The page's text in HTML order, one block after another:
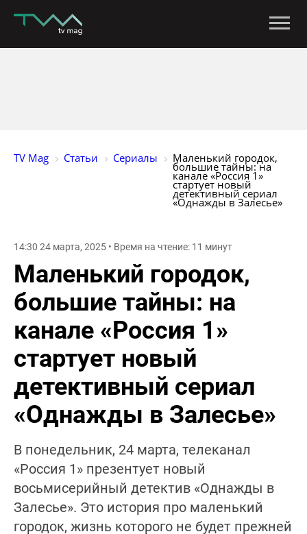
TV Mag Статьи Сериалы Маленький городок,
большие тайны: на
канале «Россия 1»
стартует новый
детективный сериал
«Однажды в Залесье»
14:30 24 марта, 2025 • Время на чтение: 11 минут
Маленький городок,
большие тайны: на
канале «Россия 1»
стартует новый
детективный сериал
«Однажды в Залесье»
В понедельник, 24 марта, телеканал
«Россия 1» презентует новый
восьмисерийный детектив «Однажды в
Залесье». Это история про маленький
городок, жизнь которого не будет прежней